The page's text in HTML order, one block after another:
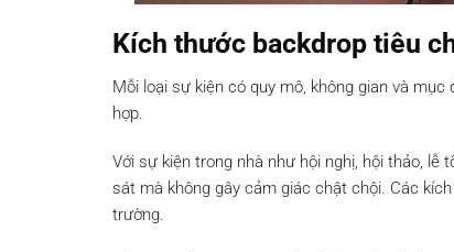
Kích thước backdrop tiêu
Mỗi loại sự kiện có quy mô, không gian và
hợp.
Với sự kiện trong nhà như hội nghị, hội thảo,
sát mà không gây cảm giác chật chội. Các
trường.